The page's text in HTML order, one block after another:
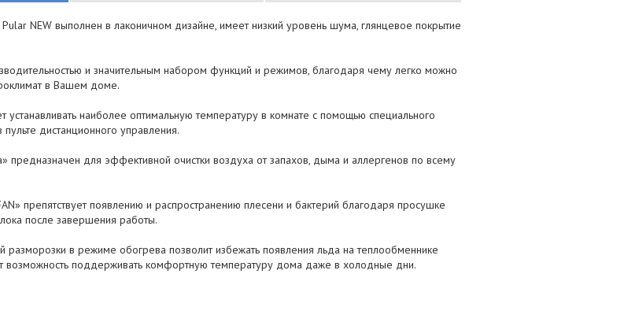
NEW выполнен в лаконичном дизайне, имеет низкий уровень шума, глянцевое покрытие
и значительным набором функций и режимов, благодаря чему легко можно
в Вашем доме.
устанавливать наиболее оптимальную температуру в комнате с помощью специального
пульте дистанционного управления.
предназначен для эффективной очистки воздуха от запахов, дыма и аллергенов по всему
препятствует появлению и распространению плесени и бактерий благодаря просушке
после завершения работы.
разморозки в режиме обогрева позволит избежать появления льда на теплообменнике
возможность поддерживать комфортную температуру дома даже в холодные дни.